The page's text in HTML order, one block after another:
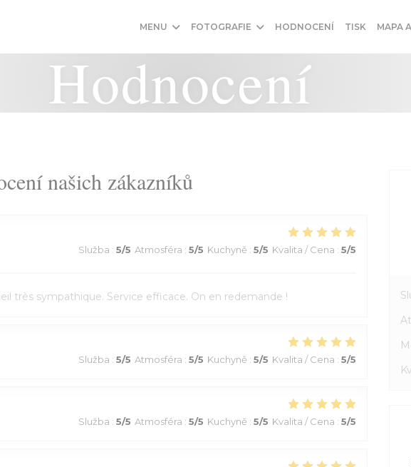
MENU FOTOGRAFIE HODNOCENÍ TISK MAPA
Hodnocení
našich zákazníků
Služba : 5/5 Atmosféra : 5/5 Kuchyně : 5/5 Kvalita / Cena : 5/5
très sympathique. Service efficace. On en redemande !
Služba : 5/5 Atmosféra : 5/5 Kuchyně : 5/5 Kvalita / Cena : 5/5
Služba : 5/5 Atmosféra : 5/5 Kuchyně : 5/5 Kvalita / Cena : 5/5